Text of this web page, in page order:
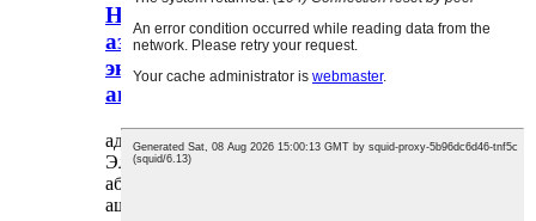
Huaihai литий батарейка
азыктары, дүйнөлүк жаңы
экономиканы көтөрүү | жөнөкөй
актёрлор сонун, баары укмуш!
админ тарабынан 21-04-01
Электрондук коммерция биздин жашообузду
абдан өзгөрттү, экспресс жеткирүү, тамак-
ашты алып кетүү ар бир адамдын күнүмдүк